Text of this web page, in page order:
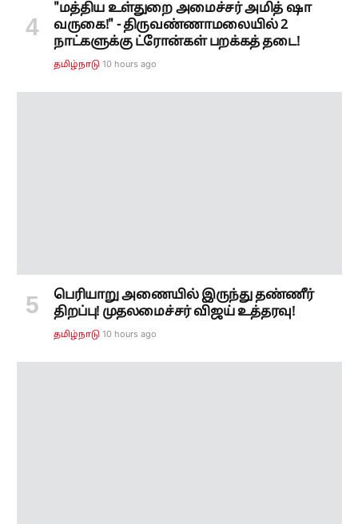
"மத்திய உள்துறை அமைச்சர் அமித் ஷா
வருகை!" - திருவண்ணாமலையில் 2
நாட்களுக்கு ட்ரோன்கள் பறக்கத் தடை!
தமிழ்நாடு 10 hours ago
பெரியாறு அணையில் இருந்து தண்ணீர்
திறப்பு! முதலமைச்சர் விஜய் உத்தரவு!
தமிழ்நாடு 10 hours ago